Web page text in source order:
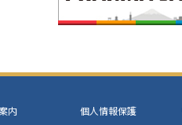
内 個人情報保護